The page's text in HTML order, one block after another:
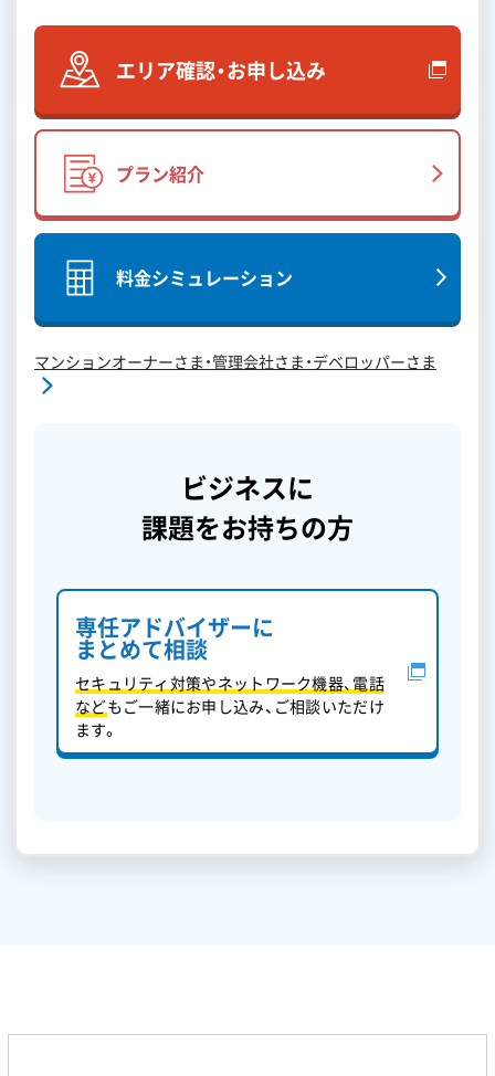
エリア確認・お申し込み
プラン紹介
料金シミュレーション
マンションオーナーさま・管理会社さま・デベロッパーさま
ビジネスに
課題をお持ちの方
専任アドバイザーに
まとめて相談
セキュリティ対策やネットワーク機器、電話
などもご一緒にお申し込み、ご相談いただけ
ます。